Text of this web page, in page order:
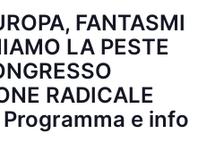
FANTASMI
LA PESTE
RADICALE
Programma e info